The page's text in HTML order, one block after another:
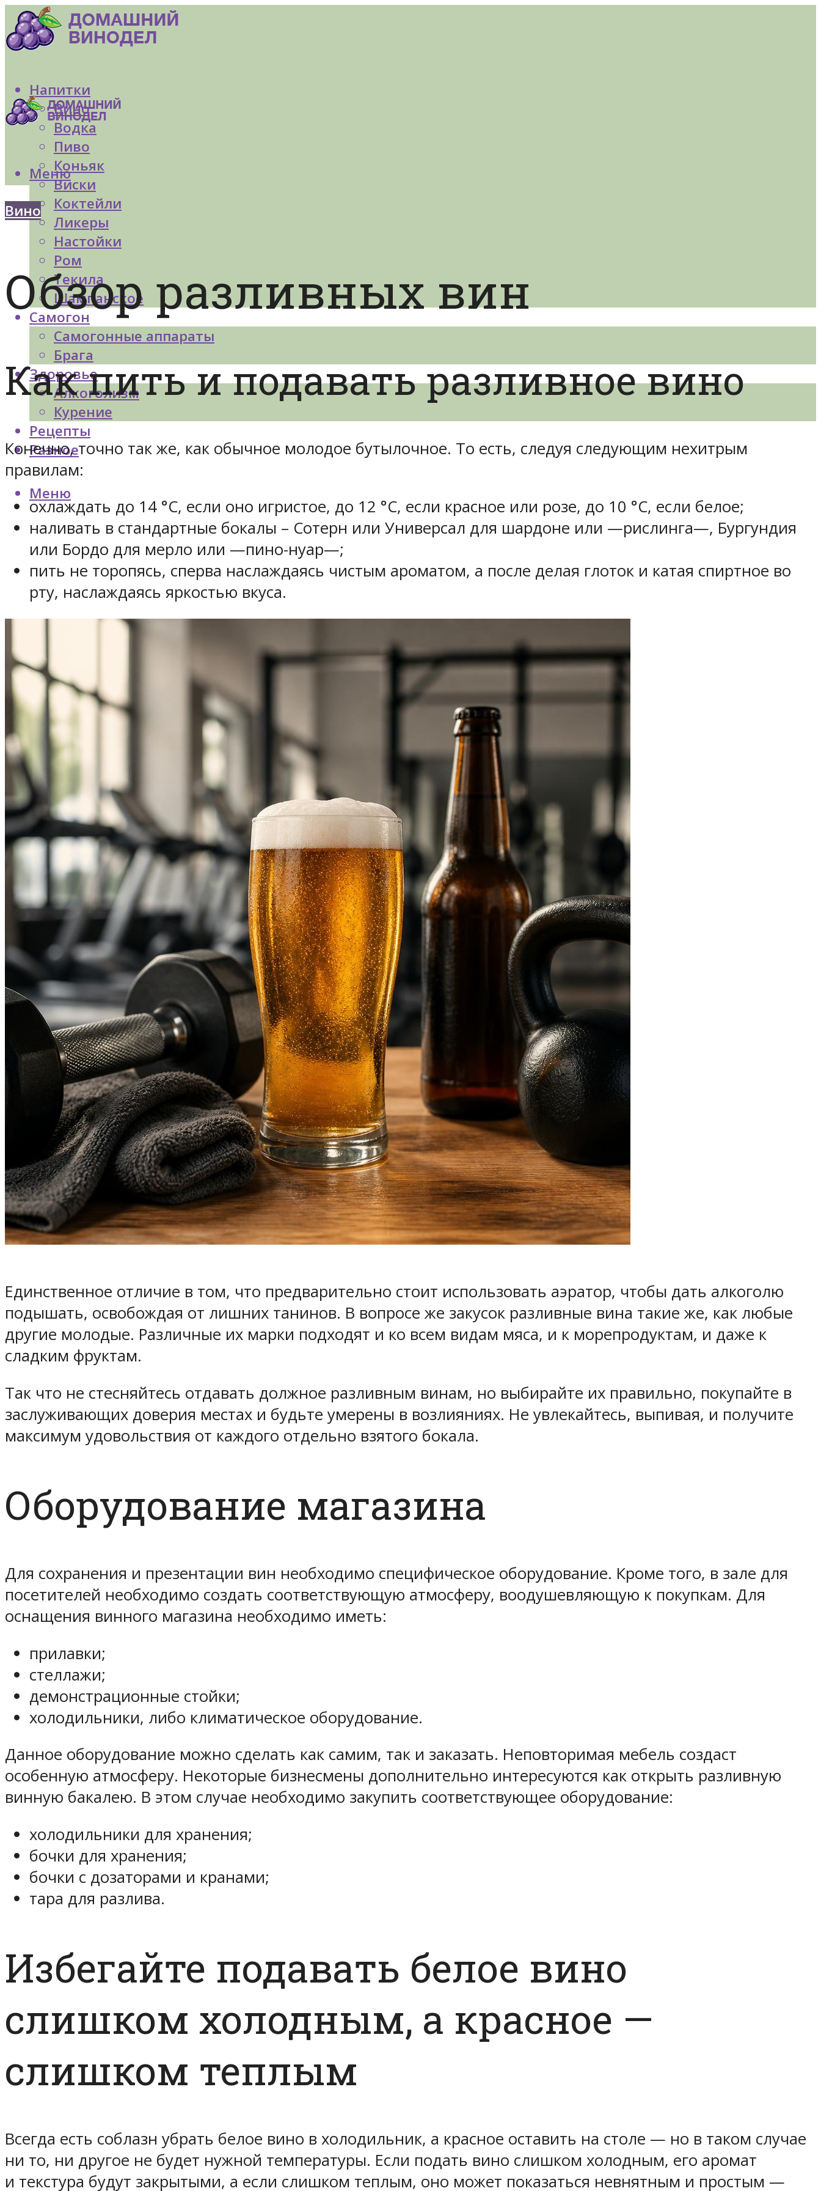
Напитки
Вино
Водка
Пиво
Коньяк
Виски
Коктейли
Ликеры
Настойки
Ром
Текила
Шампанское
Самогон
Самогонные аппараты
Брага
Здоровье
Алкоголизм
Курение
Рецепты
Разное
Меню
Меню
Вино
Обзор разливных вин
Как пить и подавать разливное вино
Конечно, точно так же, как обычное молодое бутылочное. То есть, следуя следующим нехитрым
правилам:
охлаждать до 14 °С, если оно игристое, до 12 °С, если красное или розе, до 10 °С, если белое;
наливать в стандартные бокалы – Сотерн или Универсал для шардоне или —рислинга—, Бургундия
или Бордо для мерло или —пино-нуар—;
пить не торопясь, сперва наслаждаясь чистым ароматом, а после делая глоток и катая спиртное во
рту, наслаждаясь яркостью вкуса.
Единственное отличие в том, что предварительно стоит использовать аэратор, чтобы дать алкоголю
подышать, освобождая от лишних танинов. В вопросе же закусок разливные вина такие же, как любые
другие молодые. Различные их марки подходят и ко всем видам мяса, и к морепродуктам, и даже к
сладким фруктам.
Так что не стесняйтесь отдавать должное разливным винам, но выбирайте их правильно, покупайте в
заслуживающих доверия местах и будьте умерены в возлияниях. Не увлекайтесь, выпивая, и получите
максимум удовольствия от каждого отдельно взятого бокала.
Оборудование магазина
Для сохранения и презентации вин необходимо специфическое оборудование. Кроме того, в зале для
посетителей необходимо создать соответствующую атмосферу, воодушевляющую к покупкам. Для
оснащения винного магазина необходимо иметь:
прилавки;
стеллажи;
демонстрационные стойки;
холодильники, либо климатическое оборудование.
Данное оборудование можно сделать как самим, так и заказать. Неповторимая мебель создаст
особенную атмосферу. Некоторые бизнесмены дополнительно интересуются как открыть разливную
винную бакалею. В этом случае необходимо закупить соответствующее оборудование:
холодильники для хранения;
бочки для хранения;
бочки с дозаторами и кранами;
тара для разлива.
Избегайте подавать белое вино
слишком холодным, а красное —
слишком теплым
Всегда есть соблазн убрать белое вино в холодильник, а красное оставить на столе — но в таком случае
ни то, ни другое не будет нужной температуры. Если подать вино слишком холодным, его аромат
и текстура будут закрытыми, а если слишком теплым, оно может показаться невнятным и простым —